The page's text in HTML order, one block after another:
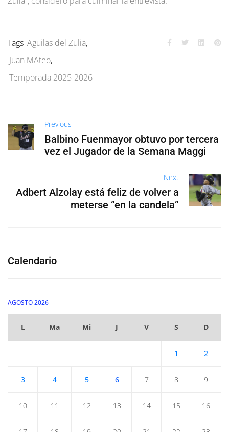
Tags Aguilas del Zulia,
Juan MAteo,
Temporada 2025-2026
Previous
Balbino Fuenmayor obtuvo por tercera
vez el Jugador de la Semana Maggi
Next
Adbert Alzolay está feliz de volver a
meterse “en la candela”
Calendario
AGOSTO 2026
L Ma Mi J V S D
1 2
3 4 5 6 7 8 9
10 11 12 13 14 15 16